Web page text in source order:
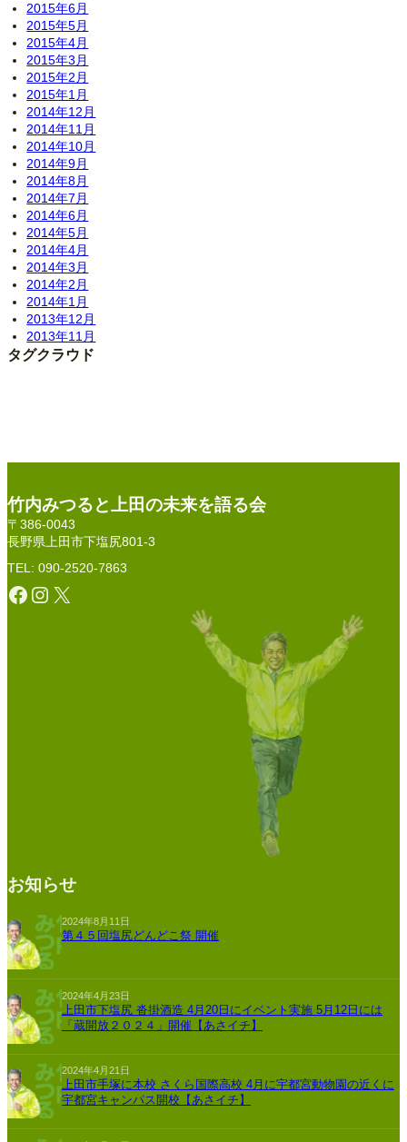
2015年6月
2015年5月
2015年4月
2015年3月
2015年2月
2015年1月
2014年12月
2014年11月
2014年10月
2014年9月
2014年8月
2014年7月
2014年6月
2014年5月
2014年4月
2014年3月
2014年2月
2014年1月
2013年12月
2013年11月
タグクラウド
竹内みつると上田の未来を語る会
〒386-0043
長野県上田市下塩尻801-3
TEL: 090-2520-7863
Facebook Instagram X
お知らせ
2024年8月11日
第４５回塩尻どんどこ祭 開催
2024年4月23日
上田市下塩尻 沓掛酒造 4月20日にイベント実施 5月12日には
「蔵開放２０２４」開催【あさイチ】
2024年4月21日
上田市手塚に本校 さくら国際高校 4月に宇都宮動物園の近くに
宇都宮キャンパス開校【あさイチ】